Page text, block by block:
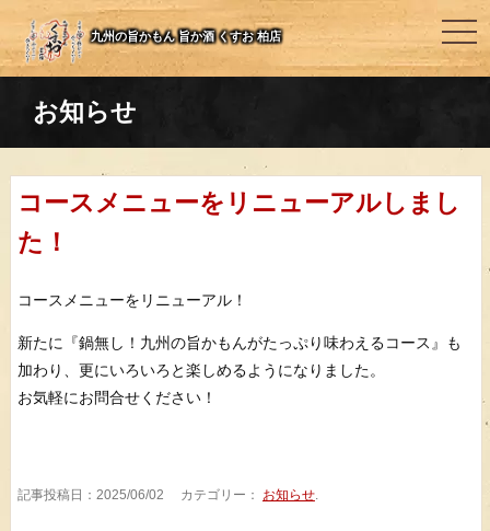
九州の旨かもん 旨か酒 くすお 柏店
お知らせ
コースメニューをリニューアルしまし
た！
コースメニューをリニューアル！
新たに『鍋無し！九州の旨かもんがたっぷり味わえるコース』も
加わり、更にいろいろと楽しめるようになりました。
お気軽にお問合せください！
記事投稿日：2025/06/02 カテゴリー： お知らせ.